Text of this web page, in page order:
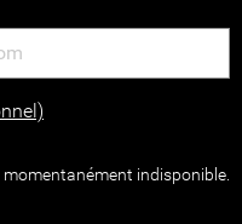
indisponible.